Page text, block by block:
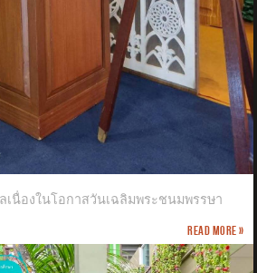
เนื่องในโอกาสวันเฉลิมพระชนมพรรษา
Read more »